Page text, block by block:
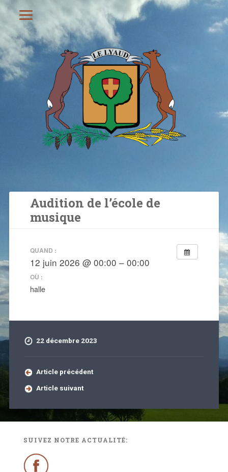
Audition de l’école de
musique
QUAND :
12 juin 2026 @ 00:00 – 00:00
OÙ :
halle
22 décembre 2023
Article précédent
Article suivant
SUIVEZ NOTRE ACTUALITÉ: